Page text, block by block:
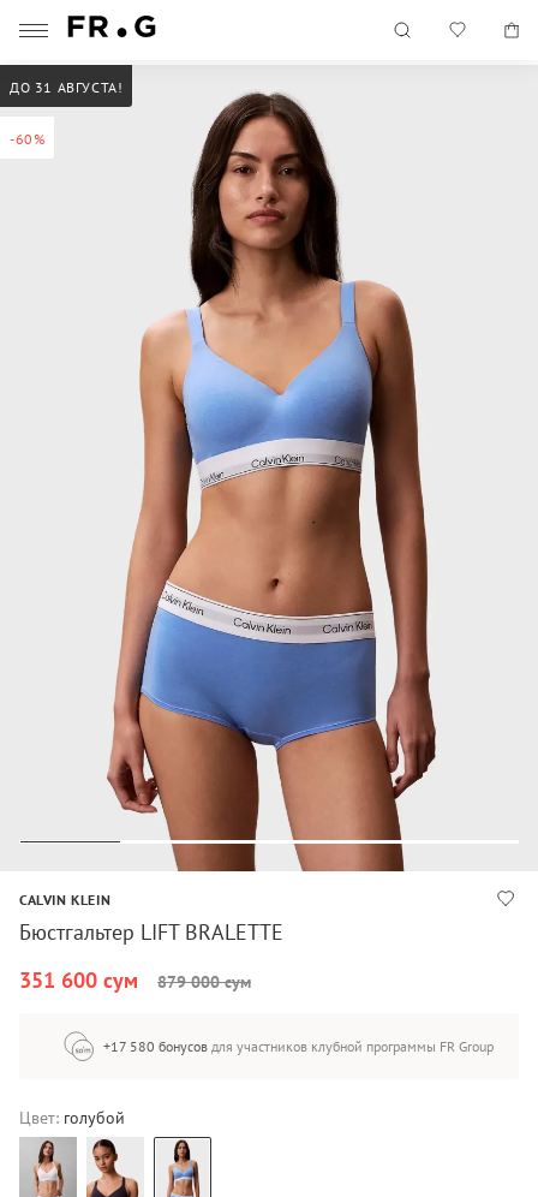
-60%
ДО 31 АВГУСТА!
CALVIN KLEIN
Бюстгальтер LIFT BRALETTE
351 600 сум
879 000 сум
+17 580 бонусов для участников клубной программы FR Group
Цвет: голубой